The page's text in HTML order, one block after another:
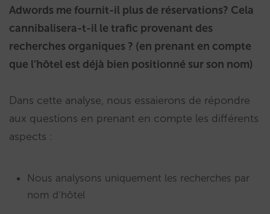
Adwords me fournit-il plus de réservations? Cela
cannibalisera-t-il le trafic provenant des
recherches organiques ? (en prenant en compte
que l’hôtel est déjà bien positionné sur son nom)
Dans cette analyse, nous essaierons de répondre
aux questions en prenant en compte les différents
aspects :
Nous analysons uniquement les recherches par
nom d’hôtel